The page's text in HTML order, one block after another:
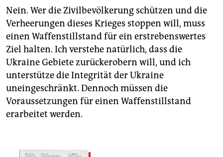
Nein. Wer die Zivilbevölkerung schützen und die
Verheerungen dieses Krieges stoppen will, muss
einen Waffenstillstand für ein erstrebenswertes
Ziel halten. Ich verstehe natürlich, dass die
Ukraine Gebiete zurückerobern will, und ich
unterstütze die Integrität der Ukraine
uneingeschränkt. Dennoch müssen die
Voraussetzungen für einen Waffenstillstand
erarbeitet werden.